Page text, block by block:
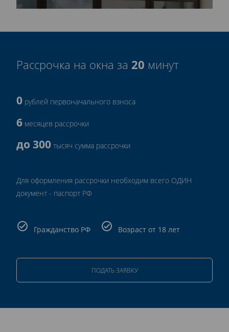
Рассрочка на окна за 20 минут
0 рублей первоначального взноса
6 месяцев рассрочки
до 300 тысяч сумма рассрочки
Для оформления рассрочки необходим всего ОДИН
документ - паспорт РФ
Гражданство РФ Возраст от 18 лет
ПОДАТЬ ЗАЯВКУ